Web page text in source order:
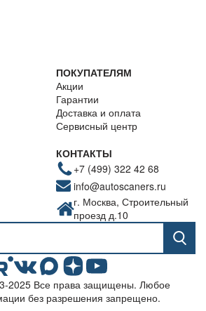
ПОКУПАТЕЛЯМ
Акции
Гарантии
Доставка и оплата
Сервисный центр
КОНТАКТЫ
+7 (499) 322 42 68
info@autoscaners.ru
г. Москва, Строительный
проезд д.10
2025 Все права защищены. Любое
без разрешения запрещено.